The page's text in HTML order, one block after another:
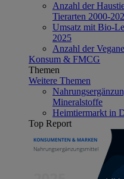
Anzahl der
Tierarten 2000-
Umsatz mit Bio-
2025
Anzahl der
Konsum & FMCG
Themen
Weitere Themen
Mineralstoffe
Heimtiermarkt in
Top Report